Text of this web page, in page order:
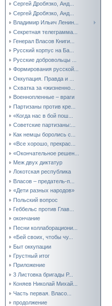
Сергей Дробязко, Анд...
Сергей Дробязко, Анд...
Владимир Ильич Ленин...
Секретная телеграмма...
Генерал Власов Книги...
Русский корпус на Ба...
Русские добровольцы ...
Формирования русской...
Оккупация. Правда и ...
Схватка за «жизненно...
Военнопленные – враги
Партизаны против кре...
«Когда нас в бой пош...
Советские партизаны:...
Как немцы боролись с...
«Все хорошо, прекрас...
«Окончательное решен...
Меж двух диктатур
Локотская республика
Власов – предатель-п...
«Дети разных народов»
Польский вопрос
Геббельс против Глав...
окончание
Песни коллаборациони...
«Бей своих, чтобы чу...
Быт оккупации
Грустный итог
Приложение
3 Листовка бригады Р...
Коняев Николай Михай...
Часть первая. Власо...
продолжение